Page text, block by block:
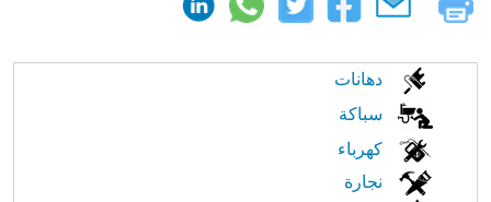
الابحار
النت
دهانات
سباكة
كهرباء
نجارة